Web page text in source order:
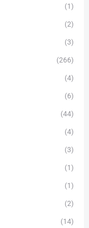
(1)
(2)
(3)
(266)
(4)
(6)
(44)
(4)
(3)
(1)
(1)
(2)
(14)